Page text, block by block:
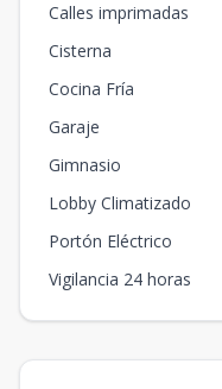
Calles imprimadas
Cisterna
Cocina Fría
Garaje
Gimnasio
Lobby Climatizado
Portón Eléctrico
Vigilancia 24 horas